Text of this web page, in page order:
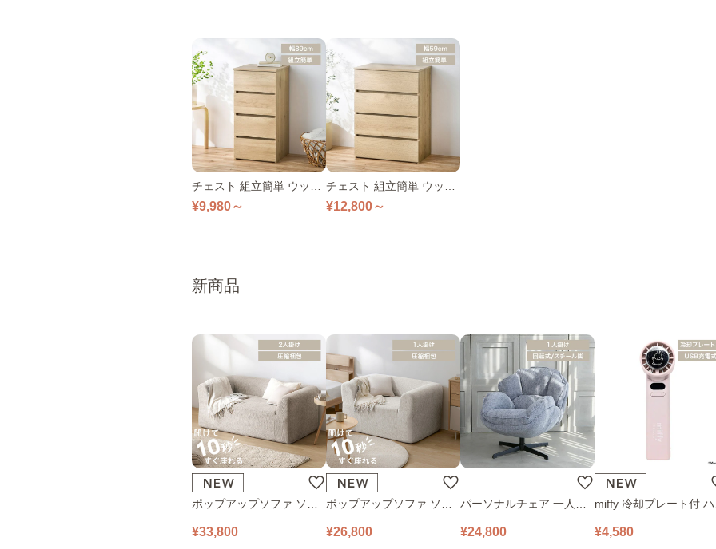
チェスト 組立簡単 ウッド
チェスト 組立簡単チェス
¥9,980～
チェスト 組立簡単 ウッド
チェスト 組立簡単チェス
¥12,800～
新商品
ポップアップソファ ソフ
2人掛け PUS1-2SA ベージ
¥33,800
ポップアップソファ ソフ
1人掛け PUS1-1SA ベージ
¥26,800
パーソナルチェア 一人掛
ブルーグレー
¥24,800
miffy 冷却プレート付
ピンク
¥4,580